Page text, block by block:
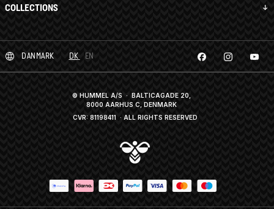
COLLECTIONS
DANMARK DK EN
© HUMMEL A/S · BALTICAGADE 20,
8000 AARHUS C, DENMARK
CVR: 81198411 · ALL RIGHTS RESERVED